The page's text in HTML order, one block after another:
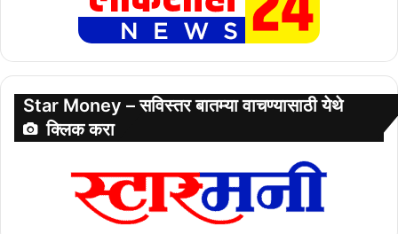
Star Money – सविस्तर बातम्या वाचण्यासाठी येथे
क्लिक करा